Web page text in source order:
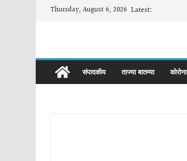
Thursday, August 6, 2026 Latest:
संपादकीय ताज्या बातम्या कोरोना